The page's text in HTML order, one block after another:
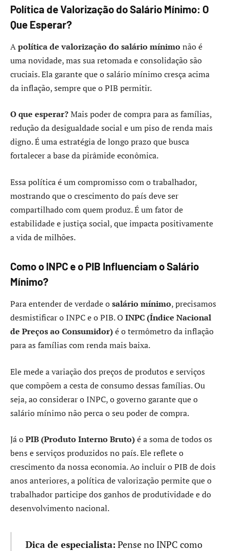
Política de Valorização do Salário Mínimo: O
Que Esperar?
Apolítica de valorização do salário mínimo não é
uma novidade, mas sua retomada e consolidação são
cruciais. Ela garante que o salário mínimo cresça acima
da inflação, sempre que o PIB permitir.
O que esperar?Mais poder de compra para as famílias,
redução da desigualdade social e um piso de renda mais
digno. É uma estratégia de longo prazo que busca
fortalecer a base da pirâmide econômica.
Essa política é um compromisso com o trabalhador,
mostrando que o crescimento do país deve ser
compartilhado com quem produz. É um fator de
estabilidade e justiça social, que impacta positivamente
a vida de milhões.
Como o INPC e o PIB Influenciam o Salário
Mínimo?
Para entender de verdade osalário mínimo, precisamos
desmistificar o INPC e o PIB. O INPC (Índice Nacional
de Preços ao Consumidor)é o termômetro da inflação
para as famílias com renda mais baixa.
Ele mede a variação dos preços de produtos e serviços
que compõem a cesta de consumo dessas famílias. Ou
seja, ao considerar o INPC, o governo garante que o
salário mínimo não perca o seu poder de compra.
Já oPIB (Produto Interno Bruto)é a soma de todos os
bens e serviços produzidos no país. Ele reflete o
crescimento da nossa economia. Ao incluir o PIB de dois
anos anteriores, a política de valorização permite que o
trabalhador participe dos ganhos de produtividade e do
desenvolvimento nacional.
Dica de especialista: Pense no INPC como